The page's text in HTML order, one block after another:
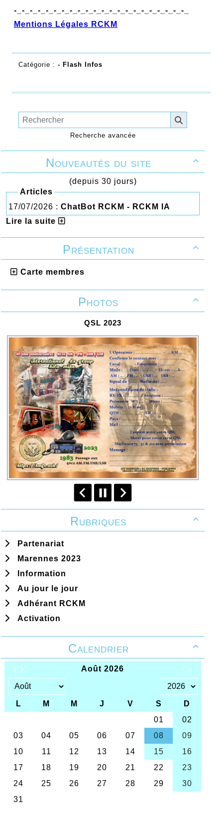
Recherche avancée

Nouveautés du site
(depuis 30 jours)
Articles
17/07/2026 : ChatBot RCKM - RCKM IA
Lire la suite

Présentation
Carte membres

Photos
QSL 2023

Rubriques
Partenariat
Marennes 2023
Information
Au jour le jour
Adhérant RCKM
Activation

Calendrier
-_-_-_-_-_-_-_-_-_-_-_-_-_-_-_-_-_-_-_-_-_-_
Mentions Légales RCKM
Catégorie : - Flash Infos